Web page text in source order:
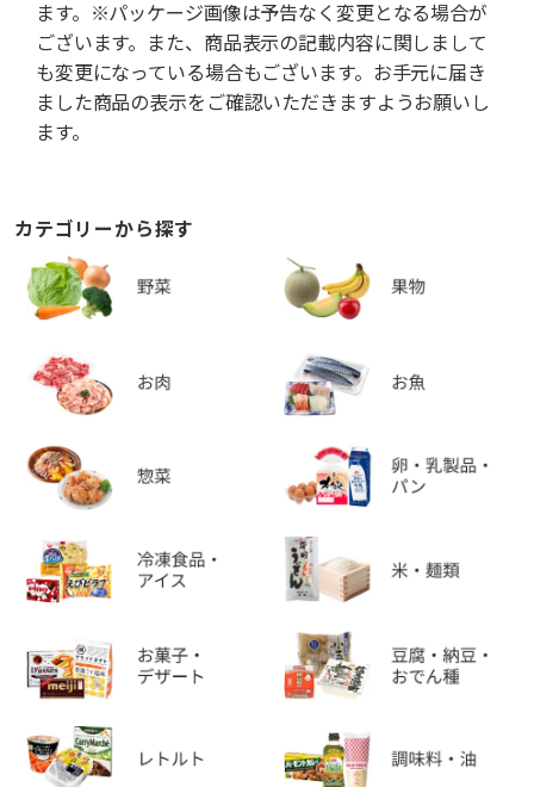
ます。※パッケージ画像は予告なく変更となる場合が
ございます。また、商品表示の記載内容に関しまして
も変更になっている場合もございます。お手元に届き
ました商品の表示をご確認いただきますようお願いし
ます。
カテゴリーから探す